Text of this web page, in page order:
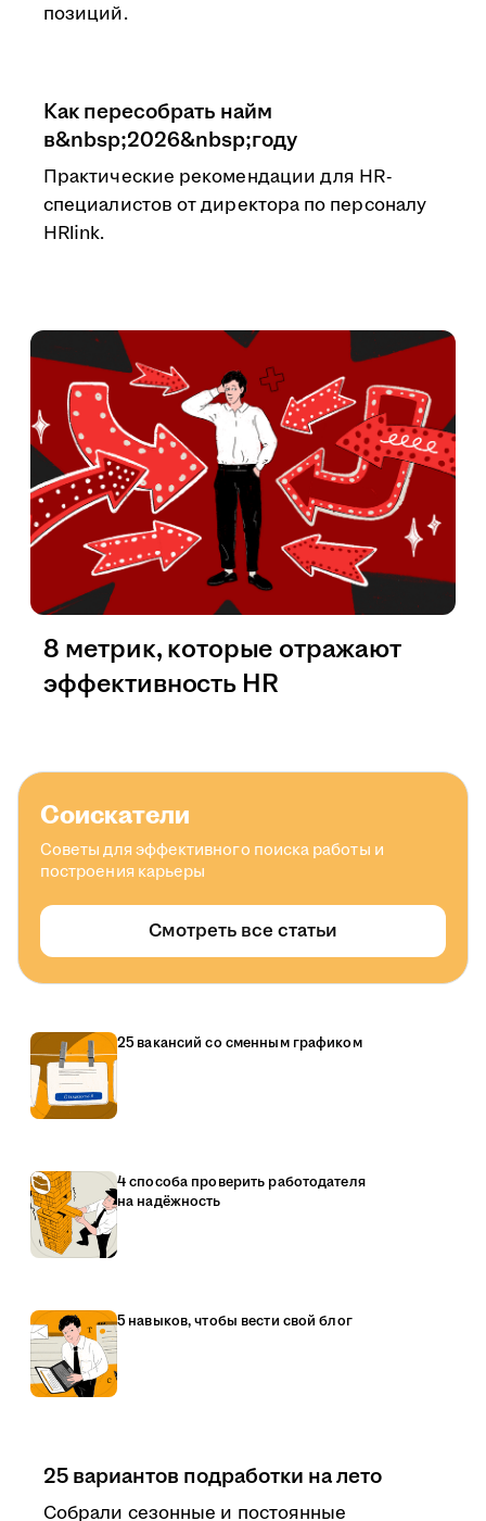
позиций.
Как пересобрать найм
в&nbsp;2026&nbsp;году
Практические рекомендации для HR-
специалистов от директора по персоналу
HRlink.
8 метрик, которые отражают
эффективность HR
Соискатели
Советы для эффективного поиска работы и
построения карьеры
Смотреть все статьи
25 вакансий со сменным графиком
4 способа проверить работодателя
на надёжность
5 навыков, чтобы вести свой блог
25 вариантов подработки на лето
Собрали сезонные и постоянные